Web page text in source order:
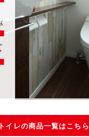
トイレの商品一覧はこちら